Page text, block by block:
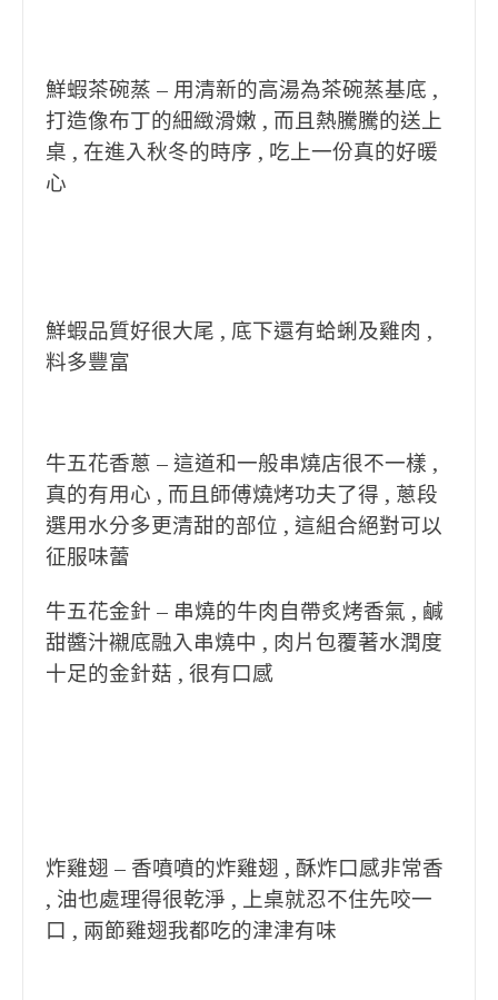
鮮蝦茶碗蒸 – 用清新的高湯為茶碗蒸基底 ,
打造像布丁的細緻滑嫩 , 而且熱騰騰的送上
桌 , 在進入秋冬的時序 , 吃上一份真的好暖
心
鮮蝦品質好很大尾 , 底下還有蛤蜊及雞肉 ,
料多豐富
牛五花香蔥 – 這道和一般串燒店很不一樣 ,
真的有用心 , 而且師傅燒烤功夫了得 , 蔥段
選用水分多更清甜的部位 , 這組合絕對可以
征服味蕾
牛五花金針 – 串燒的牛肉自帶炙烤香氣 , 鹹
甜醬汁襯底融入串燒中 , 肉片包覆著水潤度
十足的金針菇 , 很有口感
炸雞翅 – 香噴噴的炸雞翅 , 酥炸口感非常香
, 油也處理得很乾淨 , 上桌就忍不住先咬一
口 , 兩節雞翅我都吃的津津有味